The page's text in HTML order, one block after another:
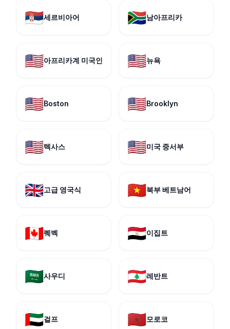
🇷🇸세르비아어 🇿🇦남아프리카
🇺🇸아프리카계 미국인 🇺🇸뉴욕
🇺🇸Boston 🇺🇸Brooklyn
🇺🇸텍사스 🇺🇸미국 중서부
🇬🇧고급 영국식 🇻🇳북부 베트남어
🇨🇦퀘벡 🇪🇬이집트
🇸🇦사우디 🇱🇧레반트
🇦🇪걸프 🇲🇦모로코